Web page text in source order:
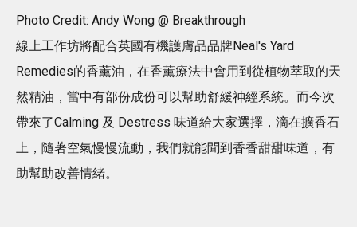
Photo Credit: Andy Wong @ Breakthrough
線上工作坊將配合英國有機護膚品品牌Neal's Yard
Remedies的香薰油，在香薰療法中會用到從植物萃取的天
然精油，當中有部份成份可以幫助舒緩神經系統。而今次
帶來了Calming 及 Destress 味道給大家選擇，滴在擴香石
上，隨著空氣慢慢流動，我們就能聞到香香甜甜味道，有
助幫助改善情緒。